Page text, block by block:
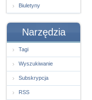
Biuletyny
Narzędzia
Tagi
Wyszukiwanie
Subskrypcja
RSS